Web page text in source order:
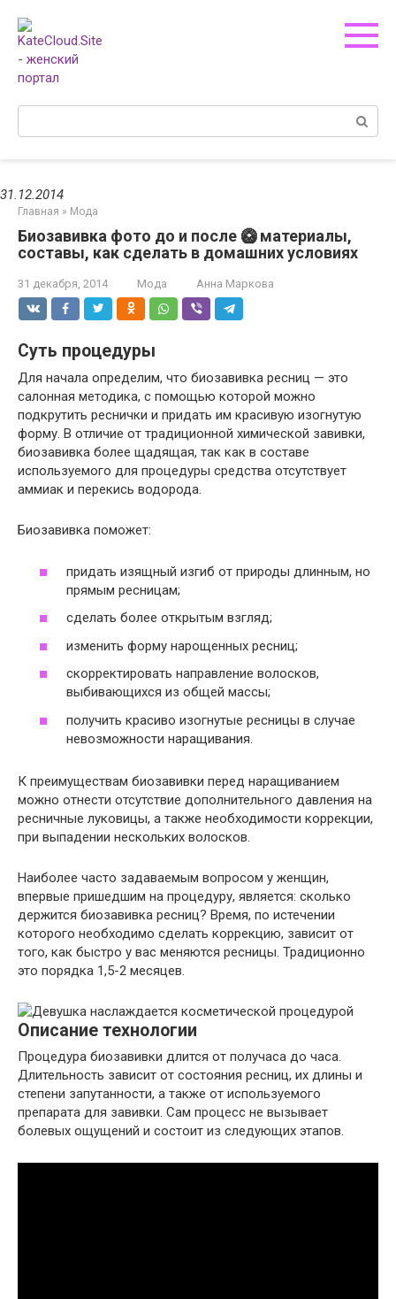
контенту
Поиск:
31.12.2014
Главная » Мода
Биозавивка фото до и после 🥝 материалы,
составы, как сделать в домашних условиях
31 декабря, 2014 Мода Анна Маркова
Суть процедуры
Для начала определим, что биозавивка ресниц — это
салонная методика, с помощью которой можно
подкрутить реснички и придать им красивую изогнутую
форму. В отличие от традиционной химической завивки,
биозавивка более щадящая, так как в составе
используемого для процедуры средства отсутствует
аммиак и перекись водорода.
Биозавивка поможет:
придать изящный изгиб от природы длинным, но
прямым ресницам;
сделать более открытым взгляд;
изменить форму нарощенных ресниц;
скорректировать направление волосков,
выбивающихся из общей массы;
получить красиво изогнутые ресницы в случае
невозможности наращивания.
К преимуществам биозавивки перед наращиванием
можно отнести отсутствие дополнительного давления на
ресничные луковицы, а также необходимости коррекции,
при выпадении нескольких волосков.
Наиболее часто задаваемым вопросом у женщин,
впервые пришедшим на процедуру, является: сколько
держится биозавивка ресниц? Время, по истечении
которого необходимо сделать коррекцию, зависит от
того, как быстро у вас меняются ресницы. Традиционно
это порядка 1,5-2 месяцев.
Описание технологии
Процедура биозавивки длится от получаса до часа.
Длительность зависит от состояния ресниц, их длины и
степени запутанности, а также от используемого
препарата для завивки. Сам процесс не вызывает
болевых ощущений и состоит из следующих этапов.